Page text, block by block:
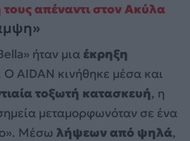
τους απέναντι στον Ακύλα
ήταν μια έκρηξη
Ο AIDAN κινήθηκε μέσα και
τοξωτή κατασκευή, η
μεταμορφωνόταν σε ένα
Μέσω λήψεων από ψηλά,